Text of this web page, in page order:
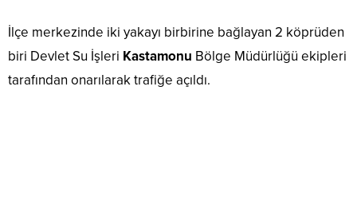
İlçe merkezinde iki yakayı birbirine bağlayan 2 köprüden
biri Devlet Su İşleri Kastamonu Bölge Müdürlüğü ekipleri
tarafından onarılarak trafiğe açıldı.